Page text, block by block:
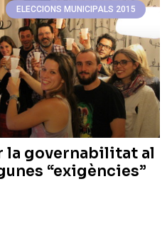
ELECCIONS MUNICIPALS 2015
la governabilitat al
“exigències”